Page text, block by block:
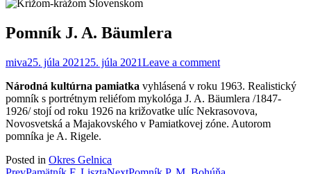
Pomník J. A. Bäumlera
miva25. júla 2021 25. júla 2021Leave a comment
Národná kultúrna pamiatka vyhlásená v roku 1963. Realistický
pomník s portrétnym reliéfom mykológa J. A. Bäumlera /1847-
1926/ stojí od roku 1926 na križovatke ulíc Nekrasovova,
Novosvetská a Majakovského v Pamiatkovej zóne. Autorom
pomníka je A. Rigele.
Posted in Okres Gelnica